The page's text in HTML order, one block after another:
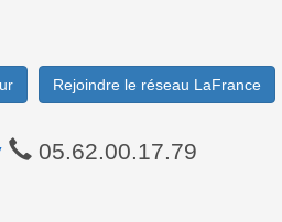
Rejoindre le réseau LaFrance
05.62.00.17.79